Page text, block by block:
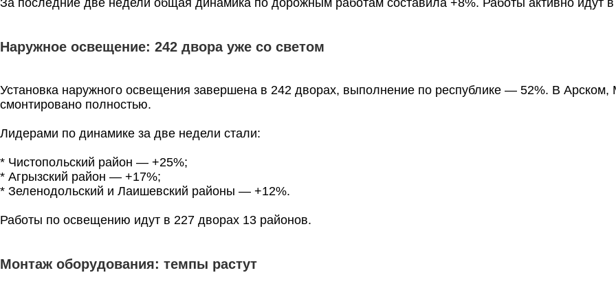
Наружное освещение: 242 двора уже со светом
Установка наружного освещения завершена в 242 дворах, выполнение по республике — 52%. В
смонтировано полностью.
Лидерами по динамике за две недели стали:
* Чистопольский район — +25%;
* Агрызский район — +17%;
* Зеленодольский и Лаишевский районы — +12%.
Работы по освещению идут в 227 дворах 13 районов.
Монтаж оборудования: темпы растут